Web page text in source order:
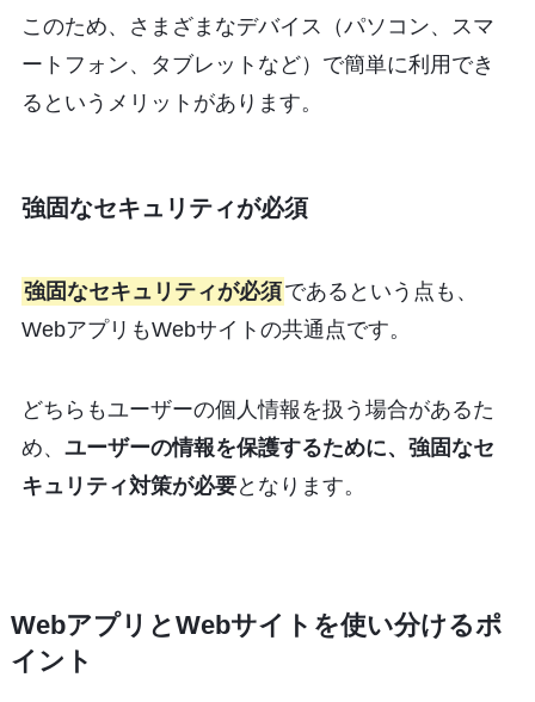
このため、さまざまなデバイス（パソコン、スマ
ートフォン、タブレットなど）で簡単に利用でき
るというメリットがあります。
強固なセキュリティが必須
強固なセキュリティが必須であるという点も、
WebアプリもWebサイトの共通点です。
どちらもユーザーの個人情報を扱う場合があるた
め、 ユーザーの情報を保護するために、強固なセ
キュリティ対策が必要となります。
WebアプリとWebサイトを使い分けるポ
イント